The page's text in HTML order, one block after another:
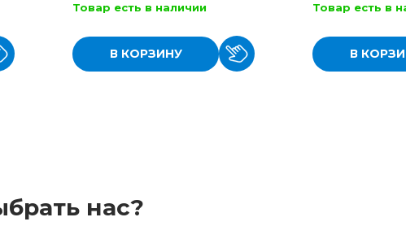
Товар есть в наличии
В КОРЗИНУ
Товар есть в
В
нас?